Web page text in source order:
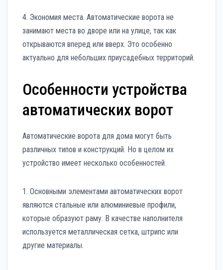
4. Экономия места. Автоматические ворота не
занимают места во дворе или на улице, так как
открываются вперед или вверх. Это особенно
актуально для небольших приусадебных территорий.
Особенности устройства
автоматических ворот
Автоматические ворота для дома могут быть
различных типов и конструкций. Но в целом их
устройство имеет несколько особенностей.
1. Основными элементами автоматических ворот
являются стальные или алюминиевые профили,
которые образуют раму. В качестве наполнителя
используется металлическая сетка, штрипс или
другие материалы.